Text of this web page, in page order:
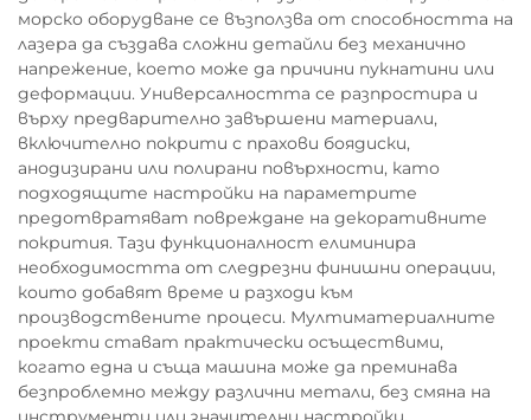
морско оборудване се възползва от способността на
лазера да създава сложни детайли без механично
напрежение, което може да причини пукнатини или
деформации. Универсалността се разпростира и
върху предварително завършени материали,
включително покрити с прахови боядиски,
анодизирани или полирани повърхности, като
подходящите настройки на параметрите
предотвратяват повреждане на декоративните
покрития. Тази функционалност елиминира
необходимостта от следрезни финишни операции,
които добавят време и разходи към
производствените процеси. Мултиматериалните
проекти стават практически осъществими,
когато една и съща машина може да преминава
безпроблемно между различни метали, без смяна на